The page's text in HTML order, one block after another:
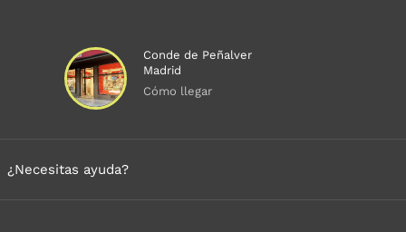
Conde de Peñalver
Madrid
Cómo llegar
¿Necesitas ayuda?